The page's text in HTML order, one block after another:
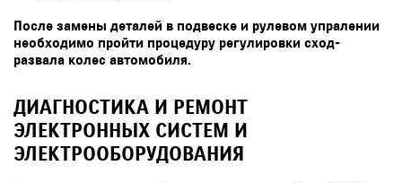
После замены деталей в подвеске и рулевом упралении
необходимо пройти процедуру регулировки сход-
развала колес автомобиля.
ДИАГНОСТИКА И РЕМОНТ
ЭЛЕКТРОННЫХ СИСТЕМ И
ЭЛЕКТРООБОРУДОВАНИЯ